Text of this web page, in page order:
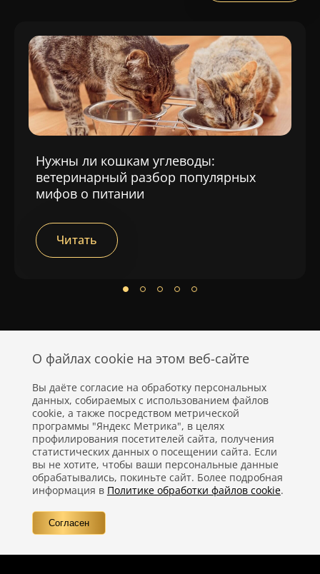
Нужны ли кошкам углеводы:
ветеринарный разбор популярных
мифов о питании
Читать
Политика конфиденциальности
Правовая информация
Вопросы
Контакты
О файлах cookie на этом веб-сайте
Вы даёте согласие на обработку персональных
данных, собираемых с использованием файлов
cookie, а также посредством метрической
программы "Яндекс Метрика", в целях
профилирования посетителей сайта, получения
статистических данных о посещении сайта. Если
вы не хотите, чтобы ваши персональные данные
обрабатывались, покиньте сайт. Более подробная
информация в Политике обработки файлов cookie.
Согласен